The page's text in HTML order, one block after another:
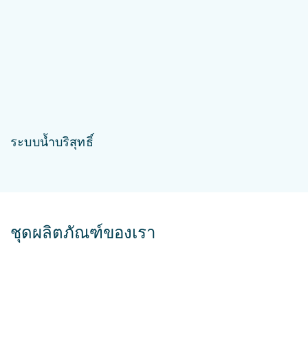
ระบบน้ำบริสุทธิ์
ชุดผลิตภัณฑ์ของเรา